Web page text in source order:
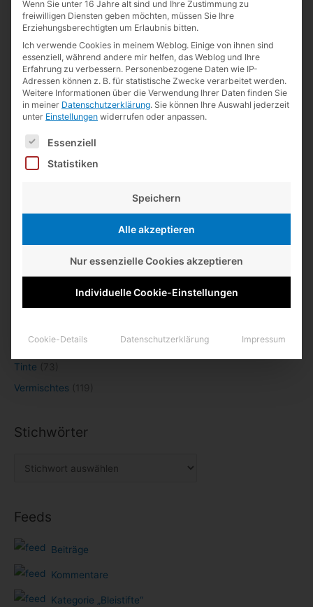
Andreas Weinbergerzu19 Jahre
Guillermo de la Maza
LexikalikerzuKurz notiert
Kategorien
Alltägliches
Basteln
Technik(146)
Tinte
Vermischtes (119)
Stichwörter
Feeds
Beiträge
Kommentare
Kategorie „Bleistifte“
Wenn Sie unter 16 Jahre alt sind und Ihre Zustimmung zu
freiwilligen Diensten geben möchten, müssen Sie Ihre
Erziehungsberechtigten um Erlaubnis bitten.
Ich verwende Cookies in meinem Weblog. Einige von ihnen sind
essenziell, während andere mir helfen, das Weblog und Ihre
Erfahrung zu verbessern. Personenbezogene Daten wie IP-
Adressen können z. B. für statistische Zwecke verarbeitet werden.
Weitere Informationen über die Verwendung Ihrer Daten finden Sie
in meiner Datenschutzerklärung. Sie können Ihre Auswahl jederzeit
unter Einstellungen widerrufen oder anpassen.
Es folgt eine Liste der Service-Gruppen, für die eine
Essenziell
Statistiken
Speichern
Alle akzeptieren
Nur essenzielle Cookies akzeptieren
Individuelle Cookie-Einstellungen
Cookie-Details Datenschutzerklärung Impressum